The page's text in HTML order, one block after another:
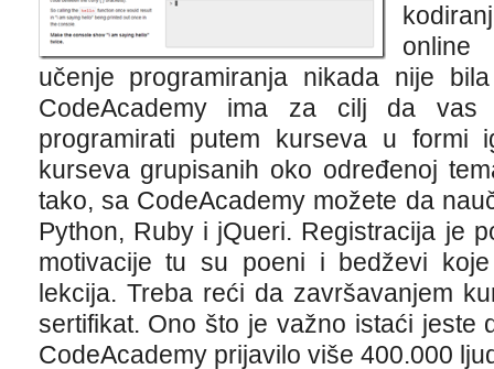
online
učenje programiranja nikada nije
CodeAcademy ima za cilj da vas
programirati putem kurseva u formi
kurseva grupisanih oko određenoj
tako, sa CodeAcademy možete da
Python, Ruby i jQueri. Registracija je
motivacije tu su poeni i bedževi koje
lekcija. Treba reći da završavanjem
sertifikat. Ono što je važno istaći jeste
CodeAcademy prijavilo više 400.000